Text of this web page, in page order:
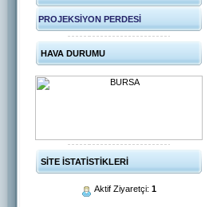
PROJEKSİYON PERDESİ
HAVA DURUMU
SİTE İSTATİSTİKLERİ
Aktif Ziyaretçi:1